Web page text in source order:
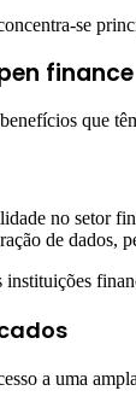
se
finance
que
no setor
de dados,
instituições
a uma